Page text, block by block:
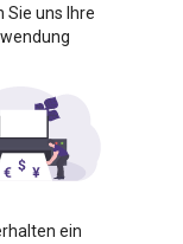
Sie uns Ihre
ein